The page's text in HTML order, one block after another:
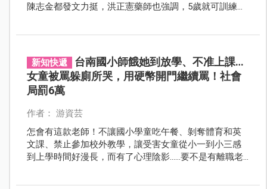
陳志金都發文力挺，洪正憲藥師也強調，5歲就可訓練孩
新知快遞
台南國小師餓她到放學、不准上課…
女童被罵躲廁所哭，用硬幣開門繼續罵！社會
局罰6萬
作者： 游資芸
怎會有這款老師！不讓國小學童吃午餐、剝奪體育和英
文課、禁止參加校外教學，讓受害女童從小一到小三感
到上學時間好漫長，而有了心理陰影……要不是有離職老